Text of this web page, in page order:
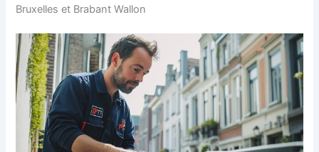
Bruxelles et Brabant Wallon